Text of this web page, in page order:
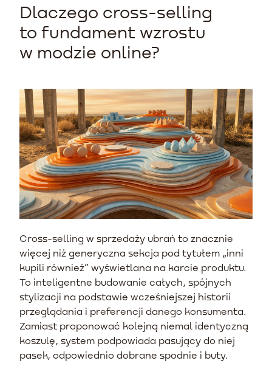
Dlaczego cross-selling
to fundament wzrostu
w modzie online?
Cross-selling w sprzedaży ubrań to znacznie
więcej niż generyczna sekcja pod tytułem „inni
kupili również” wyświetlana na karcie produktu.
To inteligentne budowanie całych, spójnych
stylizacji na podstawie wcześniejszej historii
przeglądania i preferencji danego konsumenta.
Zamiast proponować kolejną niemal identyczną
koszulę, system podpowiada pasujący do niej
pasek, odpowiednio dobrane spodnie i buty.